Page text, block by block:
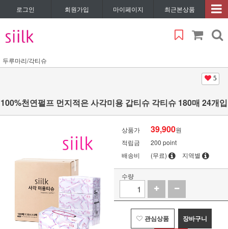
로그인 회원가입 마이페이지 최근본상품
두루마리/각티슈
5
100%천연펄프 먼지적은 사각미용 갑티슈 각티슈 180매 24개입
상품가 39,900원
적립금
200 point
배송비
(무료) 지역별
수량
관심상품 장바구니